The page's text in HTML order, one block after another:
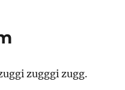
des
zugggi zugg.